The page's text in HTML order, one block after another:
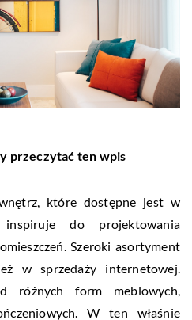
przeczytać ten wpis
które dostępne jest w
inspiruje do projektowania
Szeroki asortyment
w sprzedaży internetowej.
różnych form meblowych,
W ten właśnie